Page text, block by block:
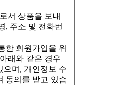
서 상품을 보내
, 주소 및 전화번
한 회원가입을 위
래와 같은 경우
으며, 개인정보 수
동의를 받고 있습